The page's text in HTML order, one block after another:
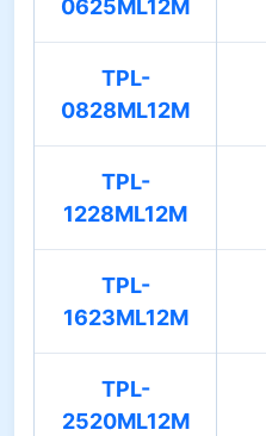
0625ML12M
TPL-
0828ML12M
TPL-
1228ML12M
TPL-
1623ML12M
TPL-
2520ML12M